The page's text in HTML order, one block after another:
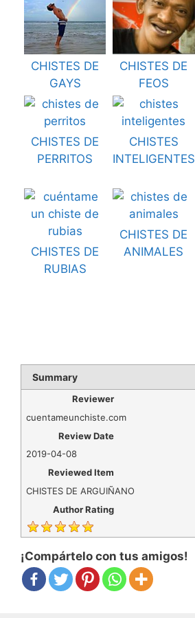
CHISTES DE
GAYS
CHISTES DE
FEOS
CHISTES DE
PERRITOS
CHISTES
INTELIGENTES
CHISTES DE
RUBIAS
CHISTES DE
ANIMALES
Summary
Reviewer
cuentameunchiste.com
Review Date
2019-04-08
Reviewed Item
CHISTES DE ARGUIÑANO
Author Rating
¡Compártelo con tus amigos!